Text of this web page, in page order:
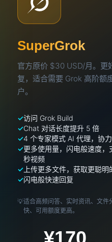
SuperGrok
官方原价 $30 USD/月。更
复，适合需要 Grok 高阶额
户。
访问 Grok Build
Chat 对话长度提升 5 倍
4 个专家模式 AI 代理，协
更多使用量，闪电般速度
秒视频
上传更多文件，获取更聪明
闪电般快速回复
💡适合高频问答、实时资讯、文件
快、可用额度更高。
¥170